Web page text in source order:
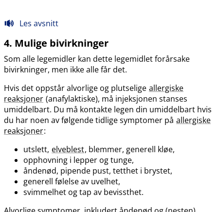
Les avsnitt
4. Mulige bivirkninger
Som alle legemidler kan dette legemidlet forårsake
bivirkninger, men ikke alle får det.
Hvis det oppstår alvorlige og plutselige allergiske
reaksjoner (anafylaktiske), må injeksjonen stanses
umiddelbart. Du må kontakte legen din umiddelbart hvis
du har noen av følgende tidlige symptomer på allergiske
reaksjoner:
utslett, elveblest, blemmer, generell kløe,
opphovning i lepper og tunge,
åndenød, pipende pust, tetthet i brystet,
generell følelse av uvelhet,
svimmelhet og tap av bevissthet.